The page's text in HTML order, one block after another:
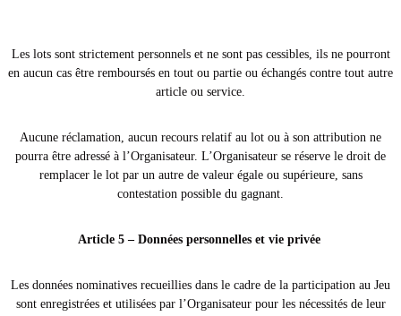
Les lots sont strictement personnels et ne sont pas cessibles, ils ne pourront
en aucun cas être remboursés en tout ou partie ou échangés contre tout autre
article ou service.
Aucune réclamation, aucun recours relatif au lot ou à son attribution ne
pourra être adressé à l’Organisateur. L’Organisateur se réserve le droit de
remplacer le lot par un autre de valeur égale ou supérieure, sans
contestation possible du gagnant.
Article 5 – Données personnelles et vie privée
Les données nominatives recueillies dans le cadre de la participation au Jeu
sont enregistrées et utilisées par l’Organisateur pour les nécessités de leur